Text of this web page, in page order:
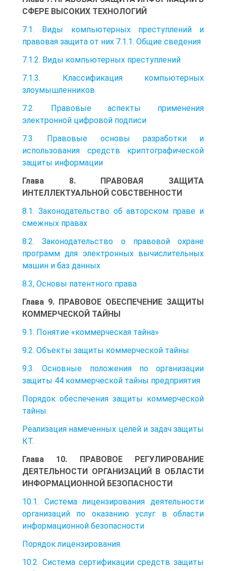
СФЕРЕ ВЫСОКИХ ТЕХНОЛОГИЙ
7.1. Виды компьютерных преступлений и
правовая защита от них 7.1.1. Общие сведения
7.1.2. Виды компьютерных преступлений
7.1.3. Классификация компьютерных
злоумышленников
7.2. Правовые аспекты применения
электронной цифровой подписи
7.3. Правовые основы разработки и
использования средств криптографической
защиты информации
Глава 8. ПРАВОВАЯ ЗАЩИТА
ИНТЕЛЛЕКТУАЛЬНОЙ СОБСТВЕННОСТИ
8.1. Законодательство об авторском праве и
смежных правах
8.2. Законодательство о правовой охране
программ для электронных вычислительных
машин и баз данных
8.3, Основы патентного права
Глава 9. ПРАВОВОЕ ОБЕСПЕЧЕНИЕ ЗАЩИТЫ
КОММЕРЧЕСКОЙ ТАЙНЫ
9.1. Понятие «коммерческая тайна»
9.2. Объекты защиты коммерческой тайны
9.3. Основные положения по организации
защиты 44 коммерческой тайны предприятия
Порядок обеспечения защиты коммерческой
тайны.
Реализация намеченных целей и задач защиты
КТ.
Глава 10. ПРАВОВОЕ РЕГУЛИРОВАНИЕ
ДЕЯТЕЛЬНОСТИ ОРГАНИЗАЦИЙ В ОБЛАСТИ
ИНФОРМАЦИОННОЙ БЕЗОПАСНОСТИ
10.1. Система лицензирования деятельности
организаций по оказанию услуг в области
информационной безопасности
Порядок лицензирования.
10.2. Система сертификации средств защиты